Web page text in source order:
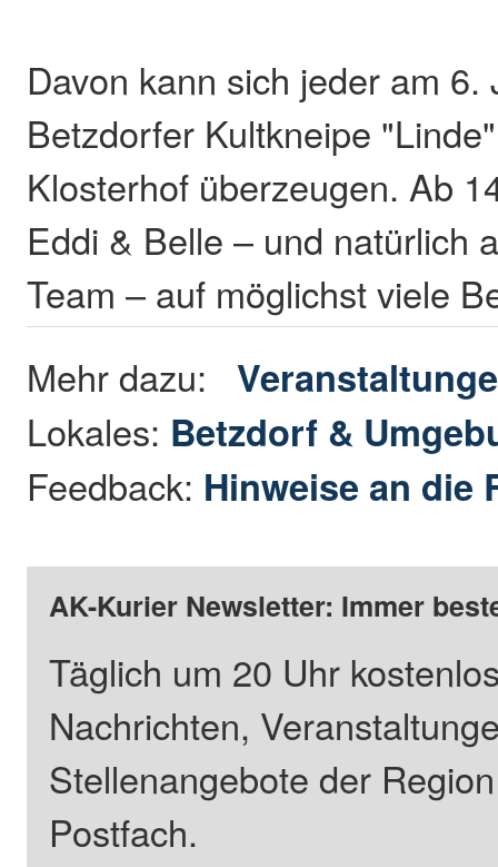
Davon kann sich jeder am 6.
Betzdorfer Kultkneipe
Klosterhof überzeugen. Ab
Eddi & Belle – und natürlich
Team – auf möglichst viele
Mehr dazu:
Lokales: Betzdorf &
Feedback: Hinweise an die
AK-Kurier Newsletter: Immer
Täglich um 20 Uhr
Nachrichten,
Stellenangebote der
Postfach.